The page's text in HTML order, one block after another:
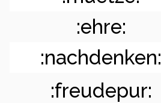
:ehre:
:nachdenken:
:freudepur: